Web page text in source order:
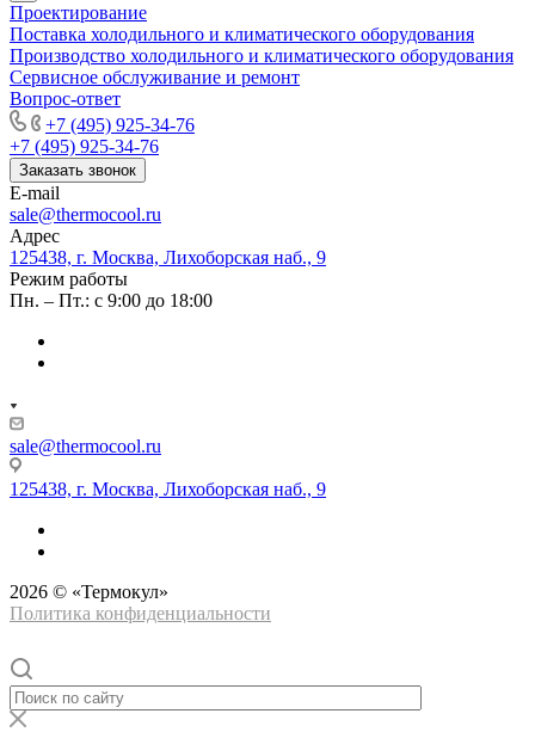
Проектирование
Поставка холодильного и климатического оборудования
Производство холодильного и климатического оборудования
Сервисное обслуживание и ремонт
Вопрос-ответ
+7 (495) 925-34-76
+7 (495) 925-34-76
Заказать звонок
E-mail
sale@thermocool.ru
Адрес
125438, г. Москва, Лихоборская наб., 9
Режим работы
Пн. – Пт.: с 9:00 до 18:00
sale@thermocool.ru
125438, г. Москва, Лихоборская наб., 9
2026 © «Термокул»
Политика конфиденциальности